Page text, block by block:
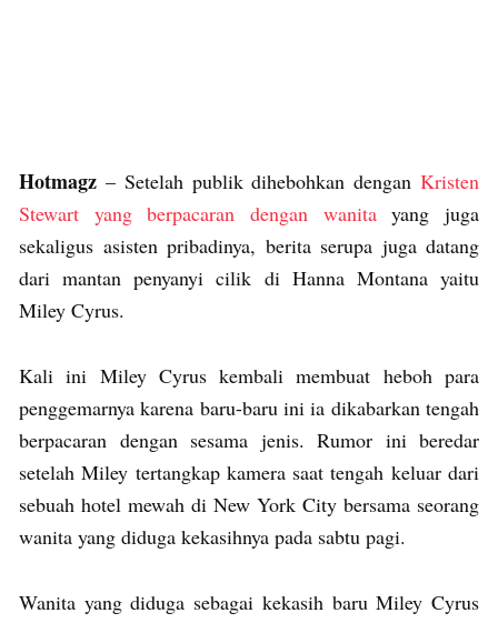
Hotmagz – Setelah publik dihebohkan dengan Kristen
Stewart yang berpacaran dengan wanitayang juga
sekaligus asisten pribadinya, berita serupa juga datang
dari mantan penyanyi cilik di Hanna Montana yaitu
Miley Cyrus.
Kali ini Miley Cyrus kembali membuat heboh para
penggemarnya karena baru-baru ini ia dikabarkan tengah
berpacaran dengan sesama jenis. Rumor ini beredar
setelah Miley tertangkap kamera saat tengah keluar dari
sebuah hotel mewah di New York City bersama seorang
wanita yang diduga kekasihnya pada sabtu pagi.
Wanita yang diduga sebagai kekasih baru Miley Cyrus